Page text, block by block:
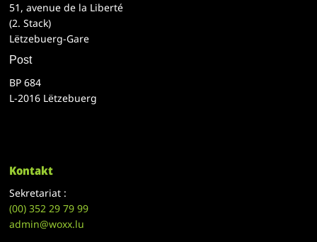
51, avenue de la Liberté
(2. Stack)
Lëtzebuerg-Gare
Post
BP 684
L-2016 Lëtzebuerg
Kontakt
Sekretariat :
(00)352 29 79 99
admin@woxx.lu